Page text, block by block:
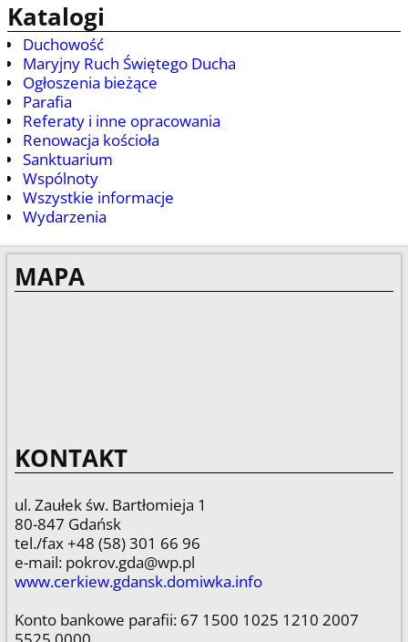
Katalogi
Duchowość
Maryjny Ruch Świętego Ducha
Ogłoszenia bieżące
Parafia
Referaty i inne opracowania
Renowacja kościoła
Sanktuarium
Wspólnoty
Wszystkie informacje
Wydarzenia
MAPA
KONTAKT
ul. Zaułek św. Bartłomieja 1
80-847 Gdańsk
tel./fax +48 (58) 301 66 96
e-mail: pokrov.gda@wp.pl
www.cerkiew.gdansk.domiwka.info
Konto bankowe parafii: 67 1500 1025 1210 2007